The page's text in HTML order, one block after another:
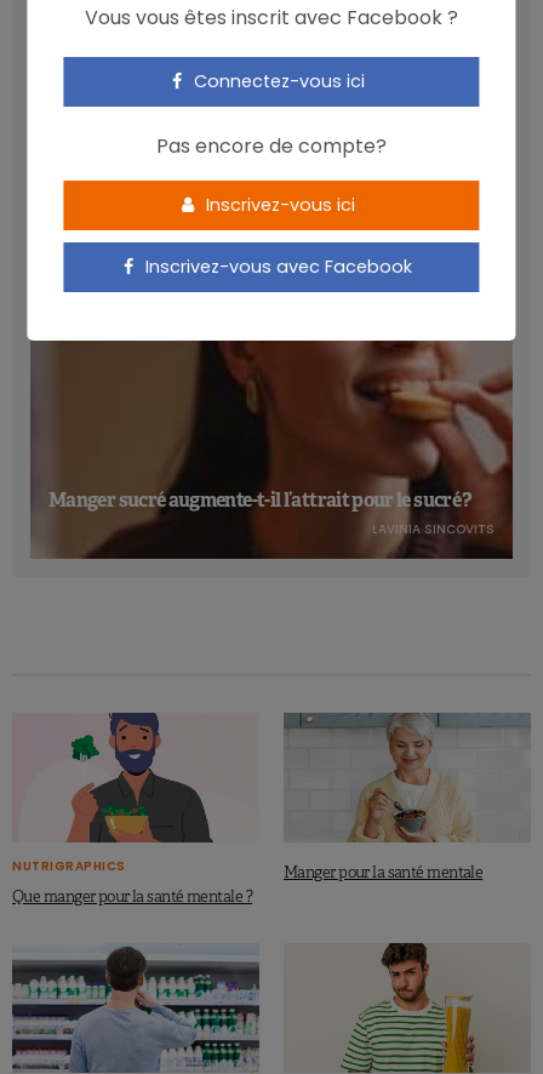
Les anthocyanines bénéfiques pour la santé
cardiométabolique
Manger sucré augmente-t-il l’attrait pour le sucré ?
LAVINIA SINCOVITS
NUTRIGRAPHICS
Que manger pour la santé mentale ?
Manger pour la santé mentale
Vous vous êtes inscrit avec Facebook ?
Connectez-vous ici
Pas encore de compte?
Inscrivez-vous ici
Inscrivez-vous avec Facebook